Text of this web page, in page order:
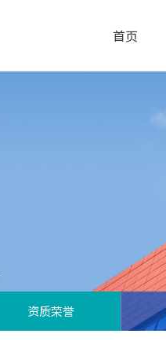
首页
资质荣誉